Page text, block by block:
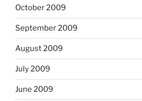
October 2009
September 2009
August 2009
July 2009
June 2009